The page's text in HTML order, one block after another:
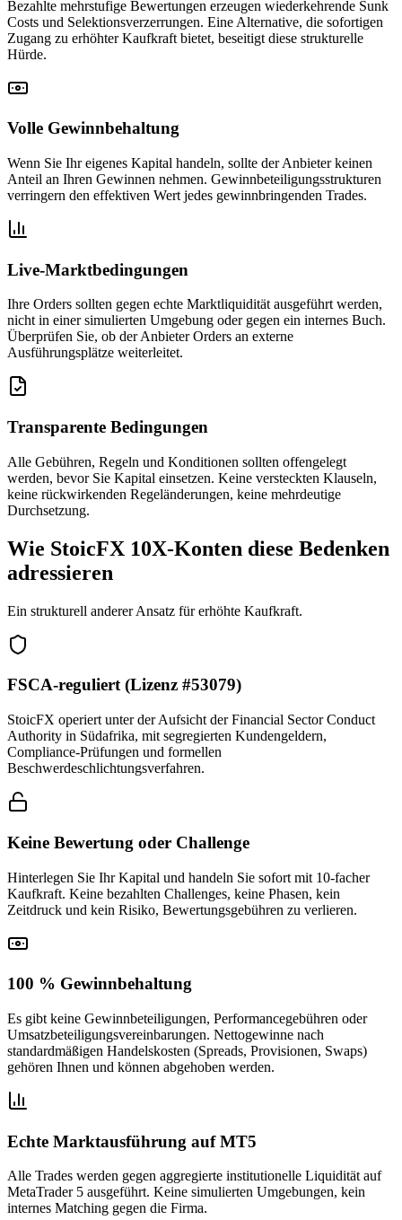
Bezahlte mehrstufige Bewertungen erzeugen wiederkehrende Sunk
Costs und Selektionsverzerrungen. Eine Alternative, die sofortigen
Zugang zu erhöhter Kaufkraft bietet, beseitigt diese strukturelle
Hürde.
Volle Gewinnbehaltung
Wenn Sie Ihr eigenes Kapital handeln, sollte der Anbieter keinen
Anteil an Ihren Gewinnen nehmen. Gewinnbeteiligungsstrukturen
verringern den effektiven Wert jedes gewinnbringenden Trades.
Live-Marktbedingungen
Ihre Orders sollten gegen echte Marktliquidität ausgeführt werden,
nicht in einer simulierten Umgebung oder gegen ein internes Buch.
Überprüfen Sie, ob der Anbieter Orders an externe
Ausführungsplätze weiterleitet.
Transparente Bedingungen
Alle Gebühren, Regeln und Konditionen sollten offengelegt
werden, bevor Sie Kapital einsetzen. Keine versteckten Klauseln,
keine rückwirkenden Regeländerungen, keine mehrdeutige
Durchsetzung.
Wie StoicFX 10X-Konten diese Bedenken
adressieren
Ein strukturell anderer Ansatz für erhöhte Kaufkraft.
FSCA-reguliert (Lizenz #53079)
StoicFX operiert unter der Aufsicht der Financial Sector Conduct
Authority in Südafrika, mit segregierten Kundengeldern,
Compliance-Prüfungen und formellen
Beschwerdeschlichtungsverfahren.
Keine Bewertung oder Challenge
Hinterlegen Sie Ihr Kapital und handeln Sie sofort mit 10-facher
Kaufkraft. Keine bezahlten Challenges, keine Phasen, kein
Zeitdruck und kein Risiko, Bewertungsgebühren zu verlieren.
100 % Gewinnbehaltung
Es gibt keine Gewinnbeteiligungen, Performancegebühren oder
Umsatzbeteiligungsvereinbarungen. Nettogewinne nach
standardmäßigen Handelskosten (Spreads, Provisionen, Swaps)
gehören Ihnen und können abgehoben werden.
Echte Marktausführung auf MT5
Alle Trades werden gegen aggregierte institutionelle Liquidität auf
MetaTrader 5 ausgeführt. Keine simulierten Umgebungen, kein
internes Matching gegen die Firma.